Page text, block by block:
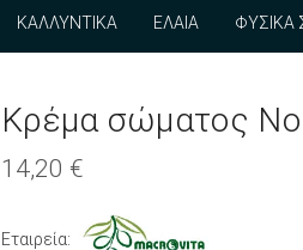
ΚΑΛΛΥΝΤΙΚΆ ΈΛΑΙΑ ΦΥΣΙΚΆ
Κρέμα σώματος
14,20 €
Εταιρεία: